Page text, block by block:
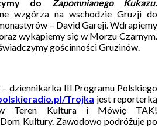
do
Zapomnianego Kukazu.
wzgórza na wschodzie Gruzji do
– David Gareji. Wdrapiemy
wykąpiemy się w Morzu Czarnym.
gościnności Gruzinów.
– dziennikarka III Programu Polskiego
Trojka jest reporterką
Teren Kultura i Mówię TAK!
Kultury. Zawodowo podróżuje po